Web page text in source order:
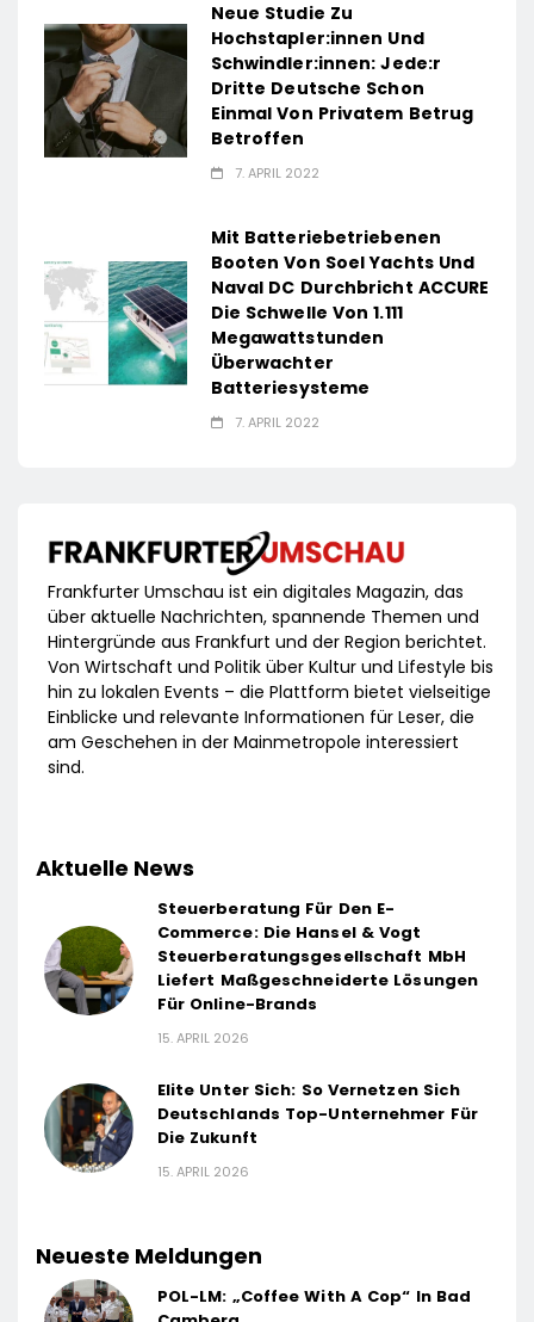
Neue Studie Zu
Hochstapler:innen Und
Schwindler:innen: Jede:r
Dritte Deutsche Schon
Einmal Von Privatem Betrug
Betroffen
7. APRIL 2022
Mit Batteriebetriebenen
Booten Von Soel Yachts Und
Naval DC Durchbricht ACCURE
Die Schwelle Von 1.111
Megawattstunden
Überwachter
Batteriesysteme
7. APRIL 2022
Frankfurter Umschau ist ein digitales Magazin, das
über aktuelle Nachrichten, spannende Themen und
Hintergründe aus Frankfurt und der Region berichtet.
Von Wirtschaft und Politik über Kultur und Lifestyle bis
hin zu lokalen Events – die Plattform bietet vielseitige
Einblicke und relevante Informationen für Leser, die
am Geschehen in der Mainmetropole interessiert
sind.
Aktuelle News
Steuerberatung Für Den E-
Commerce: Die Hansel & Vogt
Steuerberatungsgesellschaft MbH
Liefert Maßgeschneiderte Lösungen
Für Online-Brands
15. APRIL 2026
Elite Unter Sich: So Vernetzen Sich
Deutschlands Top-Unternehmer Für
Die Zukunft
15. APRIL 2026
Neueste Meldungen
POL-LM: „Coffee With A Cop“ In Bad